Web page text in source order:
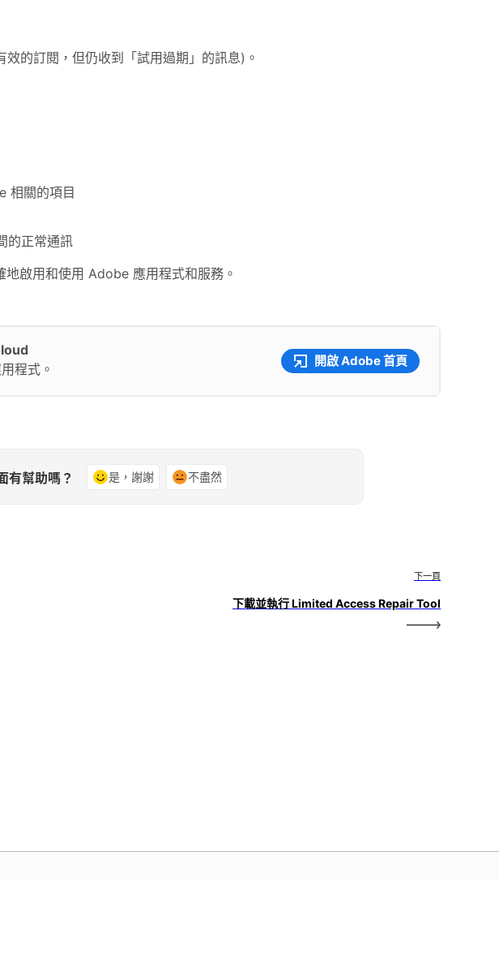
的訂閱，但仍收到「試用過期」的訊息)。
相關的項目
的正常通訊
啟用和使用 Adobe 應用程式和服務。
程式。
開啟 Adobe 首頁
有幫助嗎？ 是，謝謝 不盡然
下一頁
下載並執行 Limited Access Repair Tool